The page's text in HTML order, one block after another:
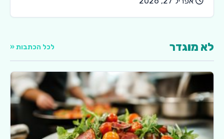
לא מוגדר לכל הכתבות «